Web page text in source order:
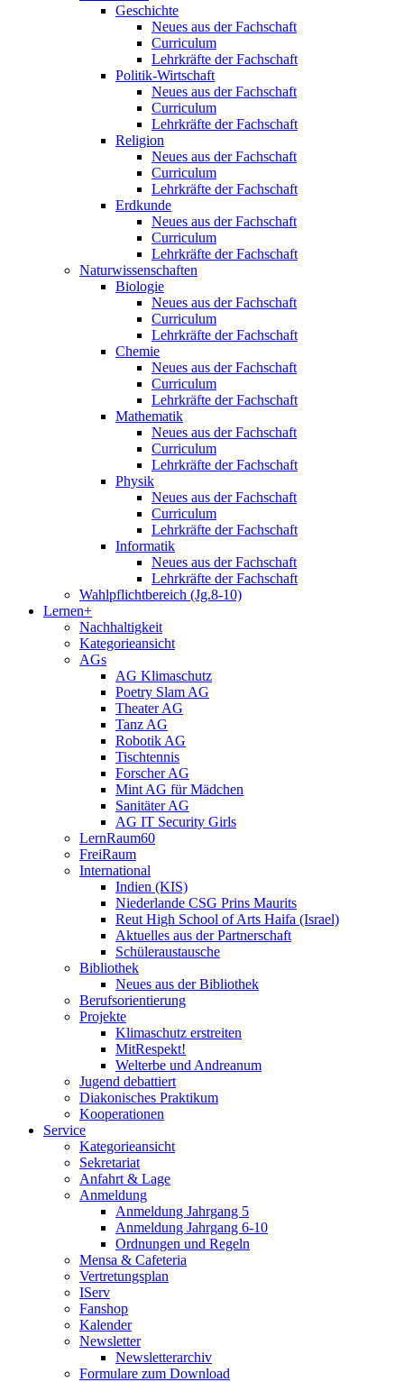
Geschichte
Neues aus der Fachschaft
Curriculum
Lehrkräfte der Fachschaft
Politik-Wirtschaft
Neues aus der Fachschaft
Curriculum
Lehrkräfte der Fachschaft
Religion
Neues aus der Fachschaft
Curriculum
Lehrkräfte der Fachschaft
Erdkunde
Neues aus der Fachschaft
Curriculum
Lehrkräfte der Fachschaft
Naturwissenschaften
Biologie
Neues aus der Fachschaft
Curriculum
Lehrkräfte der Fachschaft
Chemie
Neues aus der Fachschaft
Curriculum
Lehrkräfte der Fachschaft
Mathematik
Neues aus der Fachschaft
Curriculum
Lehrkräfte der Fachschaft
Physik
Neues aus der Fachschaft
Curriculum
Lehrkräfte der Fachschaft
Informatik
Neues aus der Fachschaft
Lehrkräfte der Fachschaft
Wahlpflichtbereich (Jg.8-10)
Lernen+
Nachhaltigkeit
Kategorieansicht
AGs
AG Klimaschutz
Poetry Slam AG
Theater AG
Tanz AG
Robotik AG
Tischtennis
Forscher AG
Mint AG für Mädchen
Sanitäter AG
AG IT Security Girls
LernRaum60
FreiRaum
International
Indien (KIS)
Niederlande CSG Prins Maurits
Reut High School of Arts Haifa (Israel)
Aktuelles aus der Partnerschaft
Schüleraustausche
Bibliothek
Neues aus der Bibliothek
Berufsorientierung
Projekte
Klimaschutz erstreiten
MitRespekt!
Welterbe und Andreanum
Jugend debattiert
Diakonisches Praktikum
Kooperationen
Service
Kategorieansicht
Sekretariat
Anfahrt & Lage
Anmeldung
Anmeldung Jahrgang 5
Anmeldung Jahrgang 6-10
Ordnungen und Regeln
Mensa & Cafeteria
Vertretungsplan
IServ
Fanshop
Kalender
Newsletter
Newsletterarchiv
Formulare zum Download